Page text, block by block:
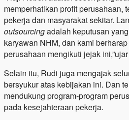
memperhatikan profit perusahaan,
pekerja dan masyarakat sekitar.
outsourcingadalah keputusan
karyawan NHM, dan kami
perusahaan mengikuti jejak
Selain itu, Rudi juga mengajak
bersyukur atas kebijakan ini. Dan
mendukung program-program
pada kesejahteraan pekerja.